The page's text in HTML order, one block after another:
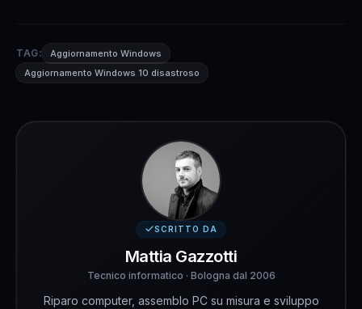
TAG:
Aggiornamento Windows
Aggiornamento Windows 10 disastroso
SCRITTO DA
Mattia Gazzotti
Tecnico informatico · Bologna dal 2006
Riparo computer, assemblo PC su misura e sviluppo